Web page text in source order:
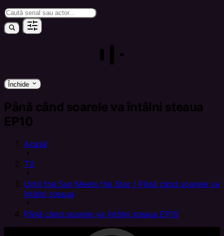
Închide keyboard_arrow_down
Până când soarele va întâlni steaua
EP10
Acasă
arrow_right
TV
arrow_right
Until the Sun Meets the Star / Până când soarele va
întâlni steaua
arrow_right
Până când soarele va întâlni steaua EP10